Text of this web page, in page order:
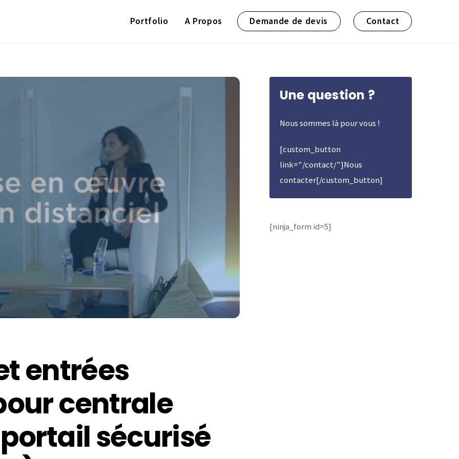
Portfolio A Propos Demande de devis Contact
entrées
centrale
sécurisé
Une question ?
Nous sommes là pour vous !
[custom_button
link="/contact/"]Nous
contacter[/custom_button]
[ninja_form id=5]